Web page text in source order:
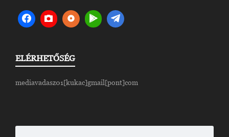
ELÉRHETŐSÉG
mediavadasz01[kukac]gmail[pont]com